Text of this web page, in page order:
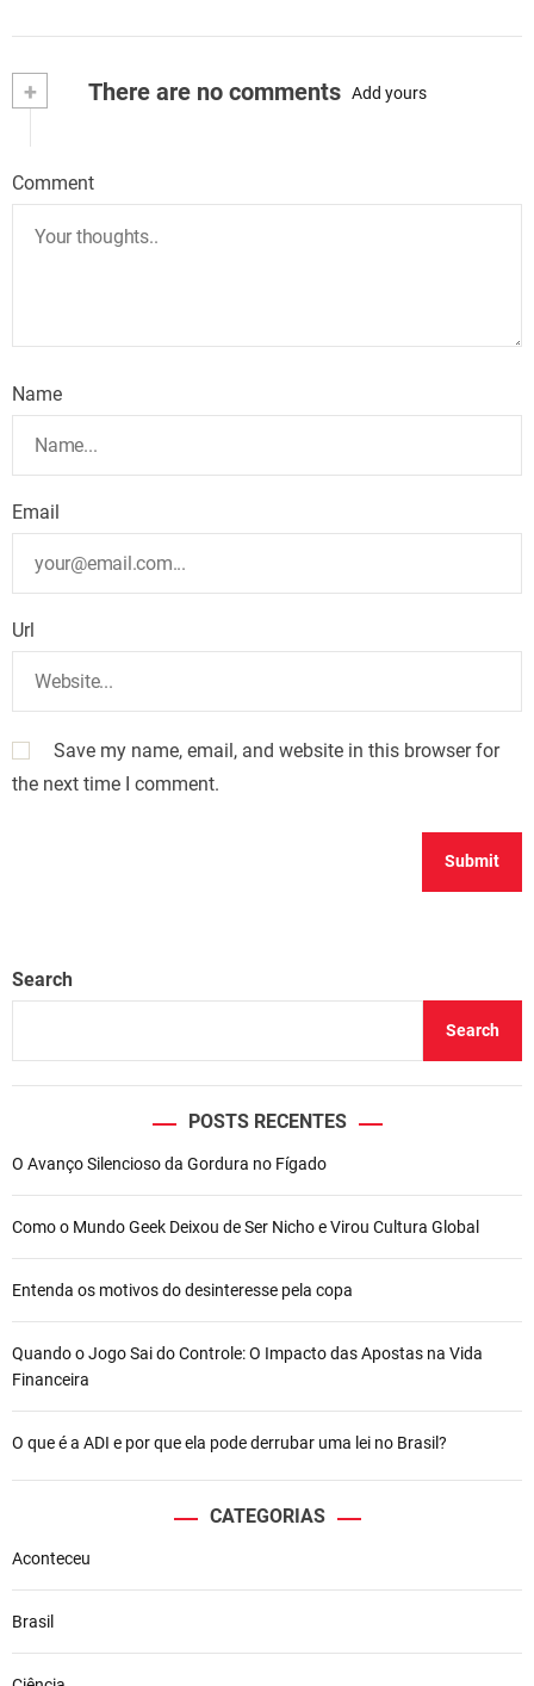
+ There are no comments Add yours
Comment
Name
Email
Url
Save my name, email, and website in this browser for
the next time I comment.
Search
Search
POSTS RECENTES
O Avanço Silencioso da Gordura no Fígado
Como o Mundo Geek Deixou de Ser Nicho e Virou Cultura Global
Entenda os motivos do desinteresse pela copa
Quando o Jogo Sai do Controle: O Impacto das Apostas na Vida
Financeira
O que é a ADI e por que ela pode derrubar uma lei no Brasil?
CATEGORIAS
Aconteceu
Brasil